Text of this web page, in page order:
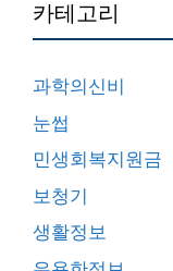
카테고리
과학의신비
눈썹
민생회복지원금
보청기
생활정보